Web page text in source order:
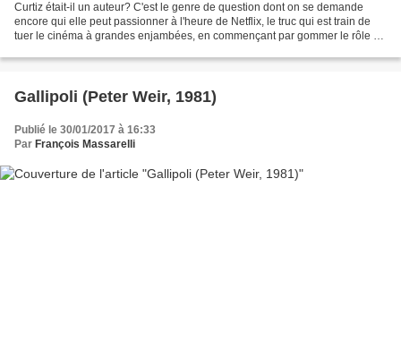
Curtiz était-il un auteur? C'est le genre de question dont on se demande
encore qui elle peut passionner à l'heure de Netflix, le truc qui est train de
tuer le cinéma à grandes enjambées, en commençant par gommer le rôle du
Gallipoli (Peter Weir, 1981)
Publié le 30/01/2017 à 16:33
Par François Massarelli